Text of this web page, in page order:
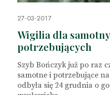
27-03-2017
Wigilia dla
potrzebujących
Szyb Bończyk już po raz
samotne i potrzebujące
odbyła się 24 grudnia o